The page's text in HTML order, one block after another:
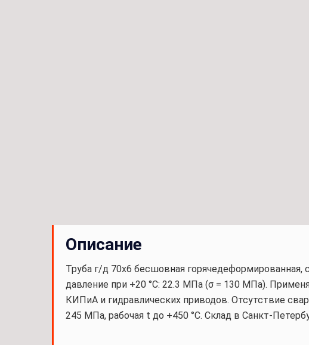
Описание
Труба г/д 70x6 бесшовная горячедеформированная,
давление при +20 °С: 22.3 МПа (σ = 130 МПа).
КИПиА и гидравлических приводов. Отсутствие
245 МПа, рабочая t до +450 °С. Склад в Санкт-